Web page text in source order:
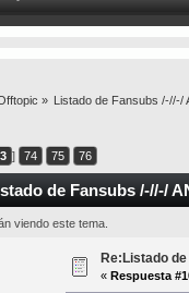
» Listado de Fansubs /-//-/
] 74 75 76
de Fansubs /-//-/
viendo este tema.
Re:Listado de
« Respuesta